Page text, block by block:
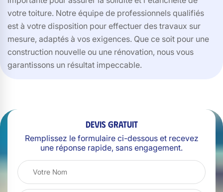
votre toiture. Notre équipe de professionnels qualifiés
est à votre disposition pour effectuer des travaux sur
mesure, adaptés à vos exigences. Que ce soit pour une
construction nouvelle ou une rénovation, nous vous
garantissons un résultat impeccable.
Devis gratuit
Remplissez le formulaire ci-dessous et recevez
une réponse rapide, sans engagement.